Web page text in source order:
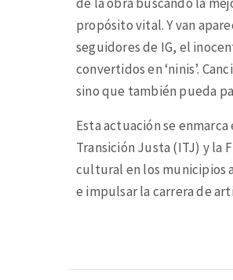
propósito vital. Y van
seguidores de IG, el
convertidos en ‘ninis’.
sino que también pueda
Esta actuación se
Transición Justa (ITJ) y la
cultural en los municipios
e impulsar la carrera de